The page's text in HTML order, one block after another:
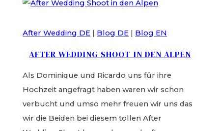
Bohemian
After Wedding DE
Blog DE Blog EN
AFTER WEDDING SHOOT IN DEN ALPEN
Als Dominique und Ricardo uns für ihre
Hochzeit angefragt haben waren wir schon
verbucht und umso mehr freuen wir uns das
wir die Beiden bei diesem tollen After